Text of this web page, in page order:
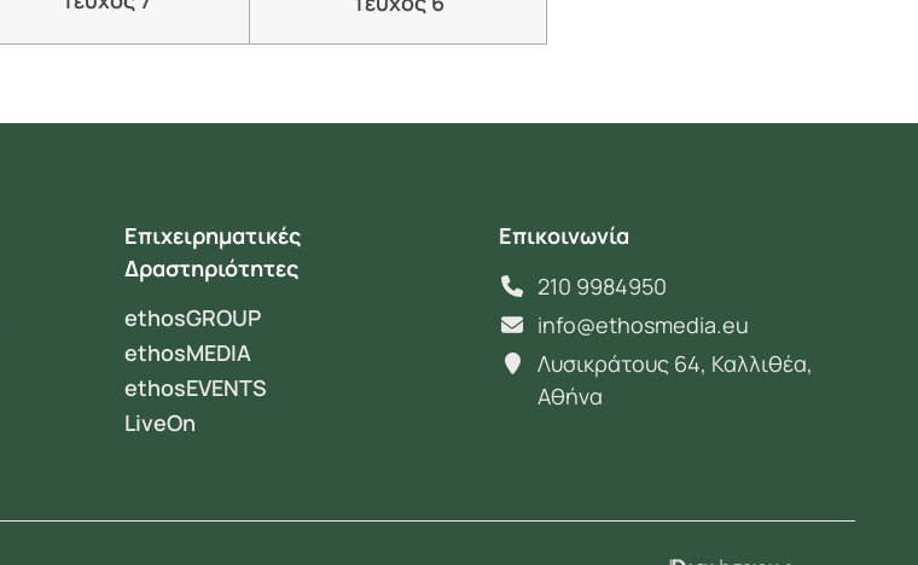
Επιχειρηματικές
Δραστηριότητες
ethosGROUP
ethosMEDIA
ethosEVENTS
LiveOn
Επικοινωνία
210 9984950
info@ethosmedia.eu
Λυσικράτους 64, Καλλιθέα,
Αθήνα